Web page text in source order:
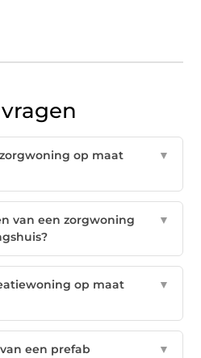
op maat
▼
van een zorgwoning
▼
op maat
▼
een prefab
▼